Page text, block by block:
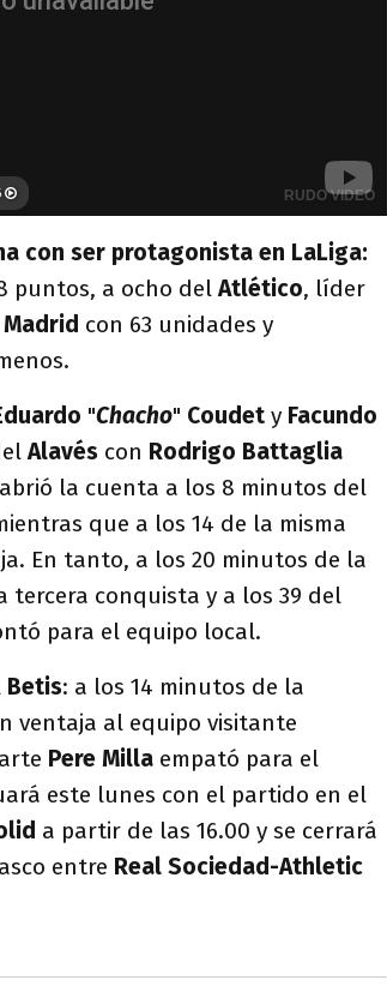
con ser protagonista en LaLiga:
puntos, a ocho delAtlético, líder
con 63 unidades y
"Chacho" Coudet y Facundo
Alavés con Rodrigo Battaglia
la cuenta a los 8 minutos del
que a los 14 de la misma
En tanto, a los 20 minutos de la
tercera conquista y a los 39 del
para el equipo local.
Betis: a los 14 minutos de la
ventaja al equipo visitante
Pere Milla empató para el
este lunes con el partido en el
a partir de las 16.00 y se cerrará
entre Real Sociedad-Athletic